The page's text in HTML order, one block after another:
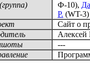
Ф-10),
Р. (WT-3)
Сайт о
Алексей
---